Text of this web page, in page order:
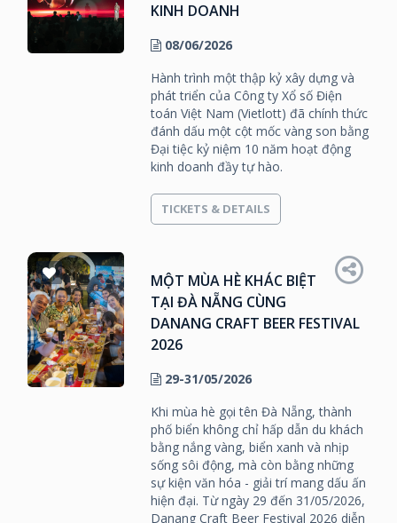
KINH DOANH
08/06/2026
Hành trình một thập kỷ xây dựng và
phát triển của Công ty Xổ số Điện
toán Việt Nam (Vietlott) đã chính thức
đánh dấu một cột mốc vàng son bằng
Đại tiệc kỷ niệm 10 năm hoạt động
kinh doanh đầy tự hào.
TICKETS & DETAILS
MỘT MÙA HÈ KHÁC BIỆT
TẠI ĐÀ NẴNG CÙNG
DANANG CRAFT BEER FESTIVAL
2026
29-31/05/2026
Khi mùa hè gọi tên Đà Nẵng, thành
phố biển không chỉ hấp dẫn du khách
bằng nắng vàng, biển xanh và nhịp
sống sôi động, mà còn bằng những
sự kiện văn hóa - giải trí mang dấu ấn
hiện đại. Từ ngày 29 đến 31/05/2026,
Danang Craft Beer Festival 2026 diễn